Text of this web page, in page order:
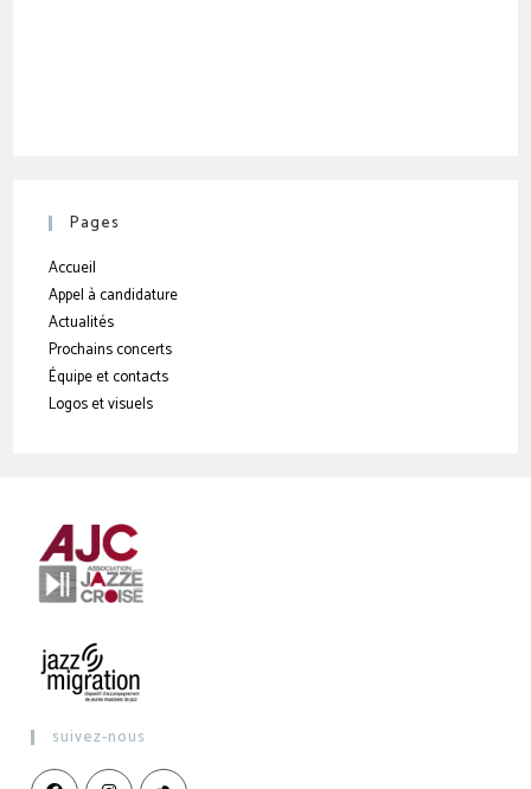
Pages
Accueil
Appel à candidature
Actualités
Prochains concerts
Équipe et contacts
Logos et visuels
suivez-nous